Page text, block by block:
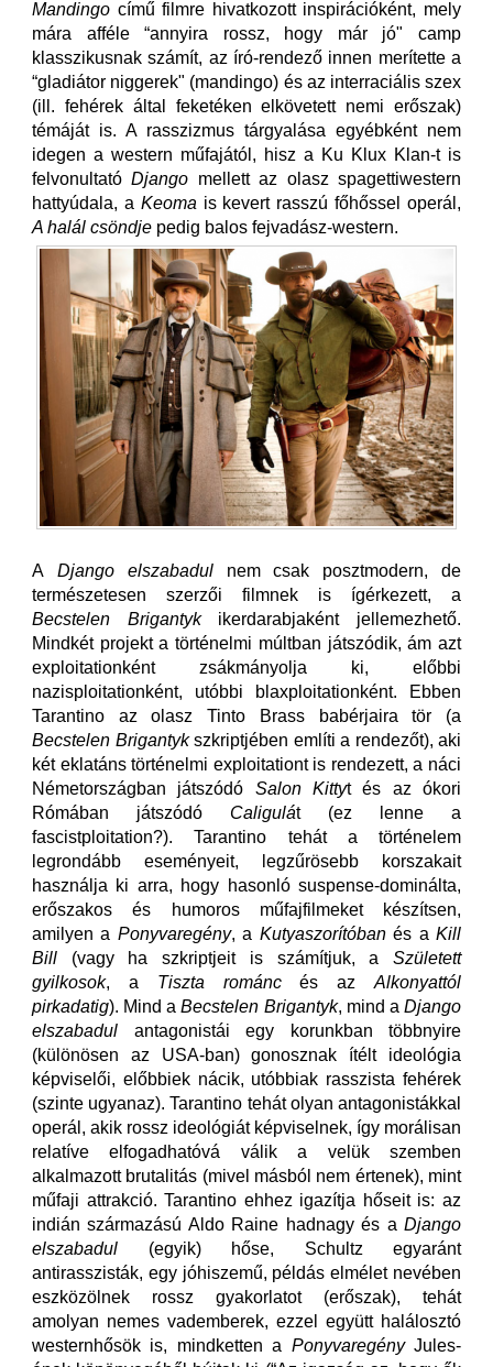
Mandingo című filmre hivatkozott inspirációként, mely
mára afféle “annyira rossz, hogy már jó" camp
klasszikusnak számít, az író-rendező innen merítette a
“gladiátor niggerek" (mandingo) és az interraciális szex
(ill. fehérek által feketéken elkövetett nemi erőszak)
témáját is. A rasszizmus tárgyalása egyébként nem
idegen a western műfajától, hisz a Ku Klux Klan-t is
felvonultatóDjango mellett az olasz spagettiwestern
hattyúdala, a Keoma is kevert rasszú főhőssel operál,
A halál csöndje pedig balos fejvadász-western.
A Django elszabadulnem csak posztmodern, de
természetesen szerzői filmnek is ígérkezett, a
Becstelen Brigantykikerdarabjaként jellemezhető.
Mindkét projekt a történelmi múltban játszódik, ám azt
exploitationként zsákmányolja ki, előbbi
nazisploitationként, utóbbi blaxploitationként. Ebben
Tarantino az olasz Tinto Brass babérjaira tör (a
Becstelen Brigantykszkriptjében említi a rendezőt), aki
két eklatáns történelmi exploitationt is rendezett, a náci
Németországban játszódó Salon Kittyt és az ókori
Rómában játszódó Caligulát (ez lenne a
fascistploitation?). Tarantino tehát a történelem
legrondább eseményeit, legzűrösebb korszakait
használja ki arra, hogy hasonló suspense-dominálta,
erőszakos és humoros műfajfilmeket készítsen,
amilyen a Ponyvaregény, a Kutyaszorítóbanés aKill
Bill (vagy ha szkriptjeit is számítjuk, aSzületett
gyilkosok, a Tiszta románcés azAlkonyattól
pirkadatig). Mind aBecstelen Brigantyk, mind aDjango
elszabadul antagonistái egy korunkban többnyire
(különösen az USA-ban) gonosznak ítélt ideológia
képviselői, előbbiek nácik, utóbbiak rasszista fehérek
(szinte ugyanaz). Tarantino tehát olyan antagonistákkal
operál, akik rossz ideológiát képviselnek, így morálisan
relatíve elfogadhatóvá válik a velük szemben
alkalmazott brutalitás (mivel másból nem értenek), mint
műfaji attrakció. Tarantino ehhez igazítja hőseit is: az
indián származású Aldo Raine hadnagy és a Django
elszabadul (egyik) hőse, Schultz egyaránt
antirasszisták, egy jóhiszemű, példás elmélet nevében
eszközölnek rossz gyakorlatot (erőszak), tehát
amolyan nemes vademberek, ezzel együtt halálosztó
westernhősök is, mindketten a PonyvaregényJules-